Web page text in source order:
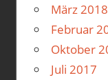
März 2018
Februar
Oktober
Juli 2017